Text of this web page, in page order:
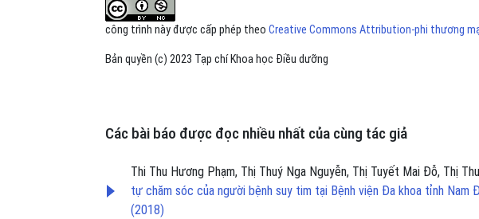
công trình này được cấp phép theo Creative Commons Attribution-phi thương
Bản quyền (c) 2023 Tạp chí Khoa học Điều dưỡng
Các bài báo được đọc nhiều nhất của cùng tác giả
Thi Thu Hương Phạm, Thị Thuý Nga Nguyễn, Thị Tuyết Mai Đỗ, Thị
tự chăm sóc của người bệnh suy tim tại Bệnh viện Đa khoa tỉnh Nam
(2018)